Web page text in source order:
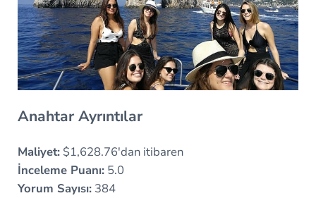
Anahtar Ayrıntılar
Maliyet:$1,628.76'dan itibaren
İnceleme Puanı:5.0
Yorum Sayısı:384